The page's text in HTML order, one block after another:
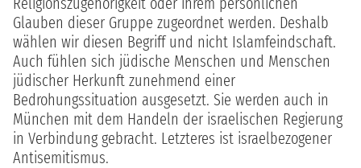
Glauben dieser Gruppe zugeordnet werden. Deshalb
wählen wir diesen Begriff und nicht Islamfeindschaft.
Auch fühlen sich jüdische Menschen und Menschen
jüdischer Herkunft zunehmend einer
Bedrohungssituation ausgesetzt. Sie werden auch in
München mit dem Handeln der israelischen Regierung
in Verbindung gebracht. Letzteres ist israelbezogener
Antisemitismus.